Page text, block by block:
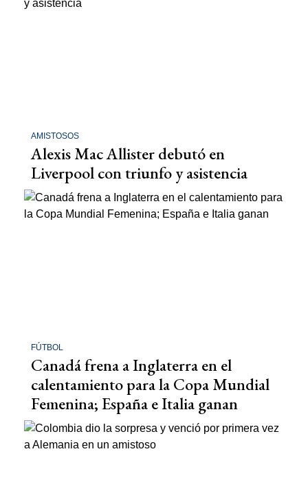
AMISTOSOS
Alexis Mac Allister debutó en
Liverpool con triunfo y asistencia
FÚTBOL
Canadá frena a Inglaterra en el
calentamiento para la Copa Mundial
Femenina; España e Italia ganan